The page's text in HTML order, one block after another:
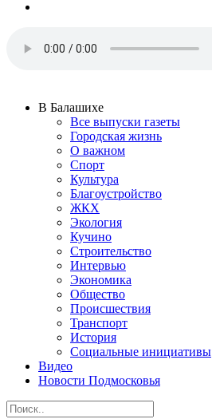
В Балашихе
Все выпуски газеты
Городская жизнь
О важном
Спорт
Культура
Благоустройство
ЖКХ
Экология
Кучино
Строительство
Интервью
Экономика
Общество
Происшествия
Транспорт
История
Социальные инициативы
Видео
Новости Подмосковья